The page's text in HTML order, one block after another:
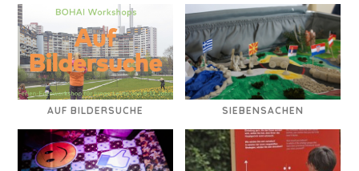
AUF BILDERSUCHE SIEBENSACHEN